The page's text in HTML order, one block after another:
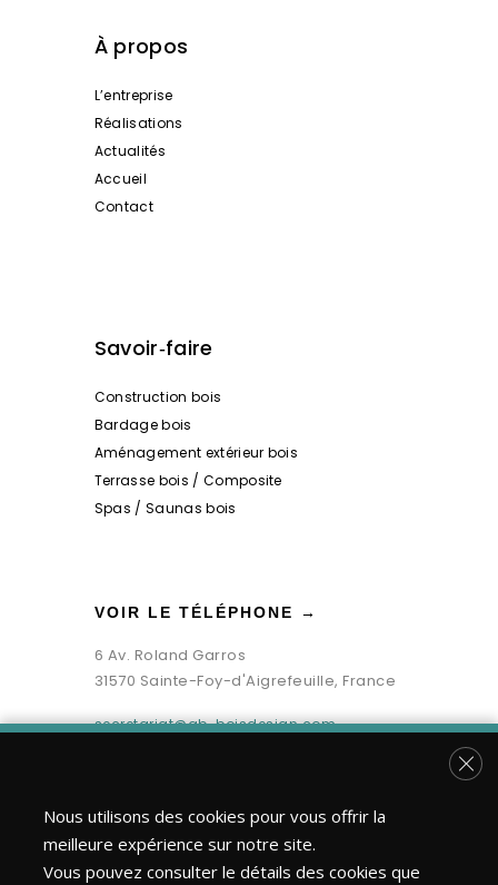
À propos
L’entreprise
Réalisations
Actualités
Accueil
Contact
Savoir‑faire
Construction bois
Bardage bois
Aménagement extérieur bois
Terrasse bois / Composite
Spas / Saunas bois
VOIR LE TÉLÉPHONE →
6 Av. Roland Garros
31570 Sainte-Foy-d'Aigrefeuille, France
secretariat@gb-boisdesign.com
Nous utilisons des cookies pour vous offrir la
meilleure expérience sur notre site.
Vous pouvez consulter le détails des cookies que